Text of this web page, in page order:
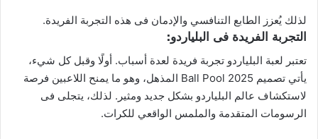
لذلك يُعزز الطابع التنافسي والإدمان فى هذه التجربة الفريدة.
التجربة الفريدة فى البلياردو:
تعتبر لعبة البلياردو تجربة فريدة لعدة أسباب. أولًا وقبل كل شيء،
يأتي تصميم Ball Pool 2025 المذهل، وهو ما يمنح اللاعبين فرصة
لاستكشاف عالم البلياردو بشكل جديد ومثير. لذلك، يتجلى فى
الرسومات المتقدمة والملمس الواقعي للكرات.